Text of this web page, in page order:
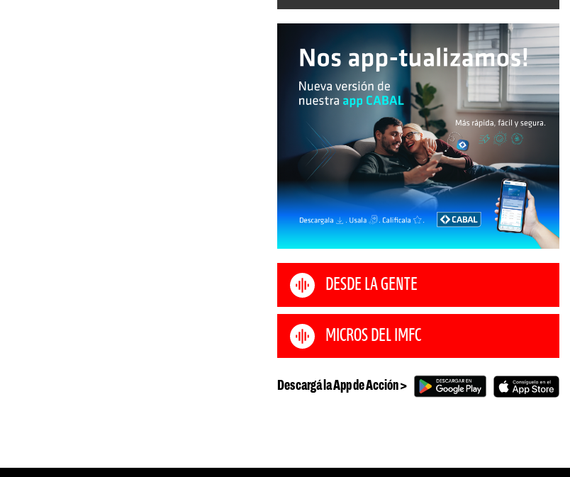
DESDE LA GENTE
MICROS DEL IMFC
Descargá la App de Acción >